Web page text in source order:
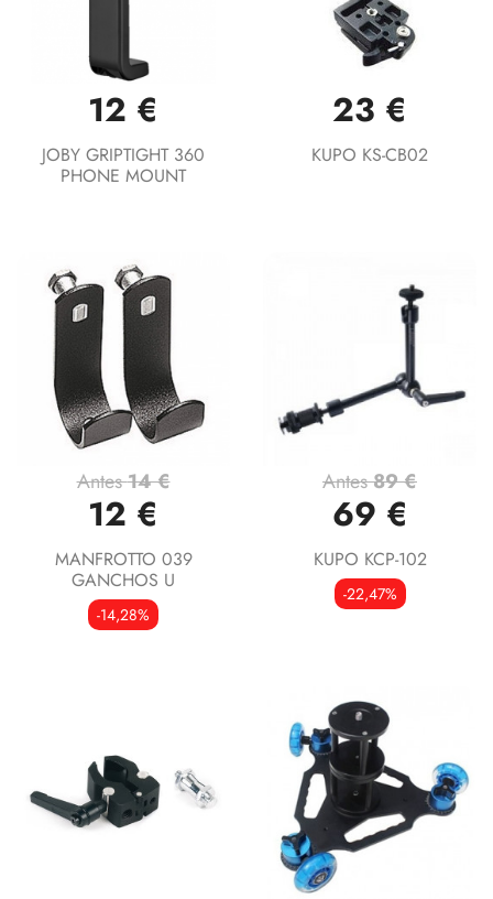
12 €
JOBY GRIPTIGHT 360
PHONE MOUNT
23 €
KUPO KS-CB02
Antes14 €
12 €
MANFROTTO 039
GANCHOS U
-14,28%
Antes89 €
69 €
KUPO KCP-102
-22,47%